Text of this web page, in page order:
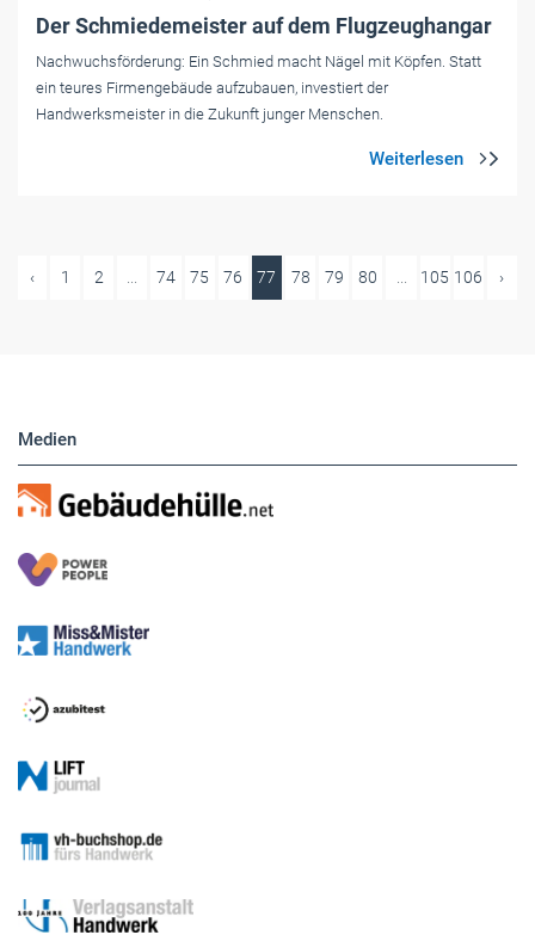
Der Schmiedemeister auf dem Flugzeughangar
Nachwuchsförderung: Ein Schmied macht Nägel mit Köpfen. Statt
ein teures Firmengebäude aufzubauen, investiert der
Handwerksmeister in die Zukunft junger Menschen.
‹ 1 2 74 75 76 77 78 79 80 105 106 ›
Medien